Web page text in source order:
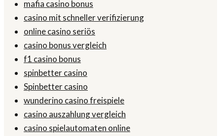
mafia casino bonus
casino mit schneller verifizierung
online casino seriös
casino bonus vergleich
f1 casino bonus
spinbetter casino
Spinbetter casino
wunderino casino freispiele
casino auszahlung vergleich
casino spielautomaten online